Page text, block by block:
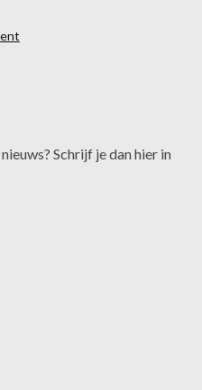
Schrijf je dan hier in